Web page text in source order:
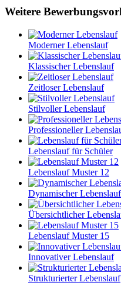
Weitere
Moderner Lebenslauf
Klassischer Lebenslauf
Zeitloser Lebenslauf
Stilvoller Lebenslauf
Professioneller
Lebenslauf für Schüler
Lebenslauf Muster 12
Dynamischer Lebenslauf
Übersichtlicher
Lebenslauf Muster 15
Innovativer Lebenslauf
Strukturierter Lebenslauf